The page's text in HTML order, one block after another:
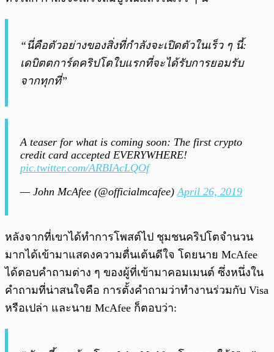
“นี่คือตัวอย่างของสิ่งที่กำลังจะเปิดตัวในเร็ว ๆ นี้:
เดบิตตการ์ดคริปโตใบแรกที่จะได้รับการยอมรับ
จากทุกที่”
A teaser for what is coming soon: The first crypto
credit card accepted EVERYWHERE!
pic.twitter.com/ARBIAcLQOf
— John McAfee (@officialmcafee) April 26, 2019
หลังจากที่เขาได้ทำการโพสต์ไป ชุมชนคริปโตจำนวน
มากได้เข้ามาแสดงความตื่นเต้นดีใจ โดยนาย McAfee
ได้ตอบคำถามต่าง ๆ ของผู้ที่เข้ามาคอมเมนต์ ซึ่งหนึ่งใน
คำถามที่น่าสนใจคือ การตั้งคำถามว่าทำงานร่วมกับ Visa
หรือเปล่า และนาย McAfee ก็ตอบว่า: